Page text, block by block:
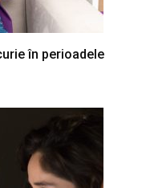
în perioadele